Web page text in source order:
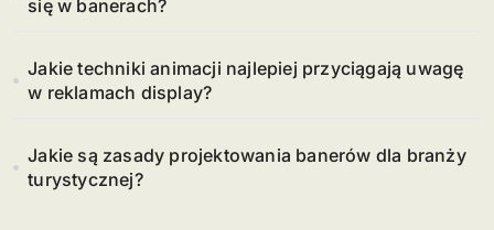
się w banerach?
Jakie techniki animacji najlepiej przyciągają uwagę
w reklamach display?
Jakie są zasady projektowania banerów dla branży
turystycznej?